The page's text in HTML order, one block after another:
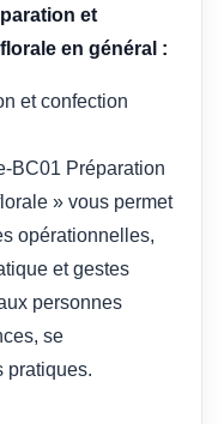
et
en général :
et confection
BC01 Préparation
» vous permet
opérationnelles,
et gestes
personnes
se
pratiques.